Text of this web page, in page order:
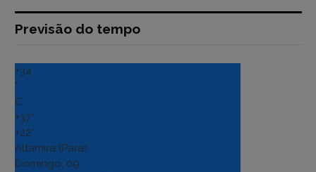
Previsão do tempo
+34
°
C
+37°
+22°
Altamira (Para)
Domingo, 09